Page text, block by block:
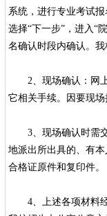
系统，进行专业考试
选择“下一步”，进入“
名确认时段内确认。
2、现场确认：网上
它相关手续。因要现场
3、现场确认时需交
地派出所出具的、有
合格证原件和复印件。
4、上述各项材料经